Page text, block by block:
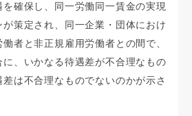
を確保し、同一労働同一賃金の実現
策定され、同一企業・団体におけ
者と非正規雇用労働者との間で、
、いかなる待遇差が不合理なもの
は不合理なものでないのかが示さ